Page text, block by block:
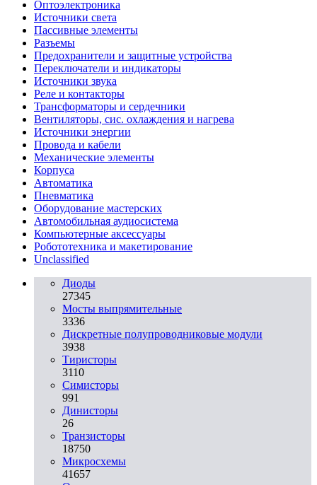
Oптоэлектроника
Источники света
Пассивные элементы
Разъeмы
Предохранители и защитные устройства
Переключатели и индикаторы
Источники звука
Реле и контакторы
Трансформаторы и сердечники
Вентиляторы, сис. охлаждения и нагрева
Источники энергии
Провода и кабели
Механические элементы
Корпуса
Автоматика
Пневматика
Оборудование мастерских
Автомобильная аудиосистема
Компьютерные аксессуары
Робототехника и макетирование
Unclassified
Диоды
27345
Мосты выпрямительные
3336
Дискретные полупроводниковые модули
3938
Тиристоры
3110
Симисторы
991
Динисторы
26
Транзисторы
18750
Микросхемы
41657